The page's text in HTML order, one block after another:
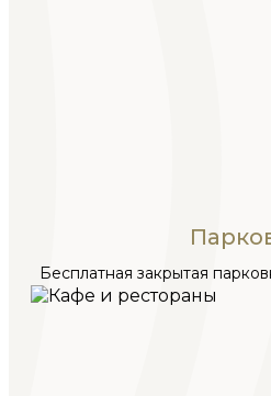
Бесплатная закрытая